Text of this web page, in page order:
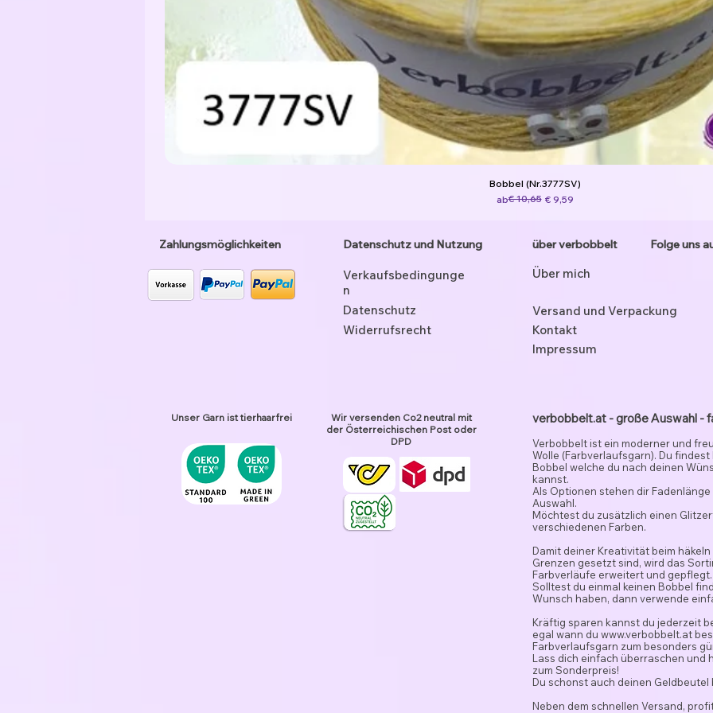
Bobbel (Nr.3777SV)
ab
Standardpreis
€ 10,65 € 9,59
Sale-Preis
Zahlungsmöglichkeiten Datenschutz und Nutzung
Verkaufsbedingunge
n
Datenschutz
Widerrufsrecht
Unser Garn ist tierhaarfrei
Wir versenden Co2 neutral mit
der Österreichischen Post oder
DPD
über verbobbelt
Über mich
Folge uns
Versand und Verpackung
Kontakt
Impressum
verbobbelt.at - große Auswahl -
Verbobbelt ist ein moderner und
Wolle (Farbverlaufsgarn). Du
Bobbel welche du nach deinen
kannst.
Als Optionen stehen dir
Auswahl.
Möchtest du zusätzlich einen
verschiedenen Farben.
Damit deiner Kreativität beim
Grenzen gesetzt sind, wird das
Farbverläufe erweitert und gepflegt.
Solltest du einmal keinen Bobbel
Wunsch haben, dann verwende
Kräftig sparen kannst du jederzeit
egal wann du www.verbobbelt.at
Farbverlaufsgarn zum besonders
Lass dich einfach überraschen und
zum Sonderpreis!
Du schonst auch deinen
Neben dem schnellen Versand,